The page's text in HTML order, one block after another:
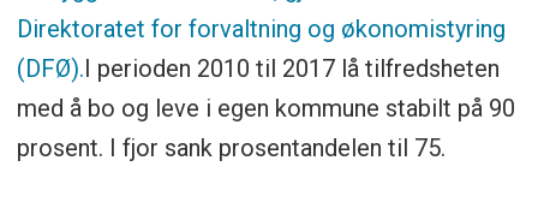
Direktoratet for forvaltning og økonomistyring
(DFØ).I perioden 2010 til 2017 lå tilfredsheten
med å bo og leve i egen kommune stabilt på 90
prosent. I fjor sank prosentandelen til 75.